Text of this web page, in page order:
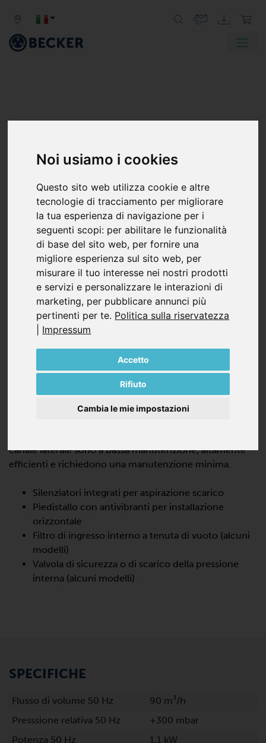
Noi usiamo i cookies
Questo sito web utilizza cookie e altre
tecnologie di tracciamento per migliorare
la tua esperienza di navigazione per i
seguenti scopi: per abilitare le funzionalità
di base del sito web, per fornire una
migliore esperienza sul sito web, per
misurare il tuo interesse nei nostri prodotti
e servizi e personalizzare le interazioni di
marketing, per pubblicare annunci più
pertinenti per te. Politica sulla riservatezza
Impressum
Accetto
Rifiuto
Cambia le mie impostazioni
SV 200/2
SOFFIANTI A CANALI LATERALI IN
COMPRESSIONE, DOPPIO STADIO
La SV 200/2 è una pompa turbo dinamica che offre
canale laterale sono a bassa manutenzione, altamente
efficienti e richiedono una manutenzione minima.
Silenziatori integrati per aspirazione scarico
Piedistallo con antivibranti per installazione
orizzontale
Filtro di ingresso interno a tenuta di vuoto (alcuni
modelli)
Valvola di sicurezza o di scarico della pressione
interna (alcuni modelli)
SPECIFICHE
Flusso di volume 50 Hz
90 m³/h
Presssione relativa 50 Hz
+300 mbar
Potenza 50 Hz
1,1 kW